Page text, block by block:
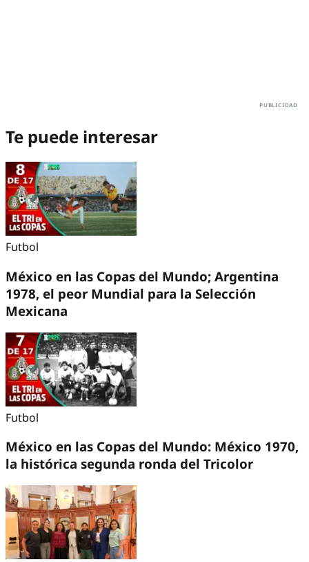
Te puede interesar
Futbol
México en las Copas del Mundo; Argentina
1978, el peor Mundial para la Selección
Mexicana
Futbol
México en las Copas del Mundo: México 1970,
la histórica segunda ronda del Tricolor